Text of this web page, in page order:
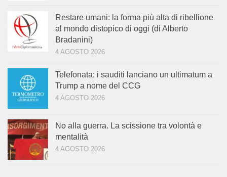
Restare umani: la forma più alta di ribellione
al mondo distopico di oggi (di Alberto
Bradanini)
4 AGOSTO 2026
Telefonata: i sauditi lanciano un ultimatum a
Trump a nome del CCG
4 AGOSTO 2026
No alla guerra. La scissione tra volontà e
mentalità
4 AGOSTO 2026